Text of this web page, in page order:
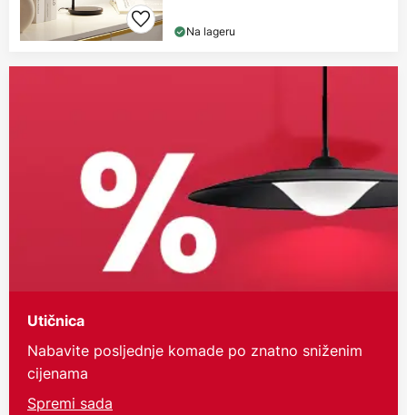
Na lageru
Utičnica
Nabavite posljednje komade po znatno sniženim
cijenama
Spremi sada